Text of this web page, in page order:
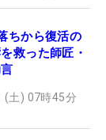
ちから復活の
救った師匠・
(土) 07時45分